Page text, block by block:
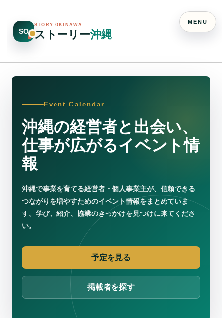
SO
STORY OKINAWA
ストーリー沖縄
Event Calendar
沖縄の経営者と出会い、
仕事が広がるイベント情
報
沖縄で事業を育てる経営者・個人事業主が、信頼できる
つながりを増やすためのイベント情報をまとめていま
す。学び、紹介、協業のきっかけを見つけに来てくださ
い。
予定を見る
掲載者を探す
MENU